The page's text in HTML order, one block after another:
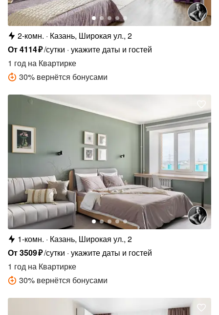
2-комн.
Казань, Широкая ул., 2
От4114₽/сутки укажите даты и гостей
1 год на Квартирке
30% вернётся бонусами
1-комн.
Казань, Широкая ул., 2
От3509₽/сутки укажите даты и гостей
1 год на Квартирке
30% вернётся бонусами